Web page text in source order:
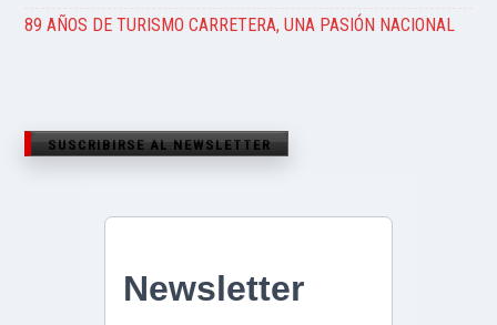
89 AÑOS DE TURISMO CARRETERA, UNA PASIÓN NACIONAL
SUSCRIBIRSE AL NEWSLETTER